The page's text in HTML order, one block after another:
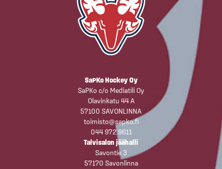
SaPKo Hockey Oy
SaPKo c/o Mediatili Oy
Olavinkatu 44 A
57100 SAVONLINNA
toimisto@sapko.fi
044 972 9611
Talvisalon jäähalli
Savontie 3
57170 Savonlinna